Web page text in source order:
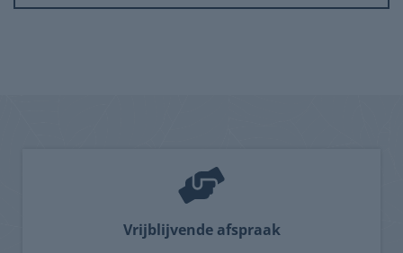
Vrijblijvende afspraak